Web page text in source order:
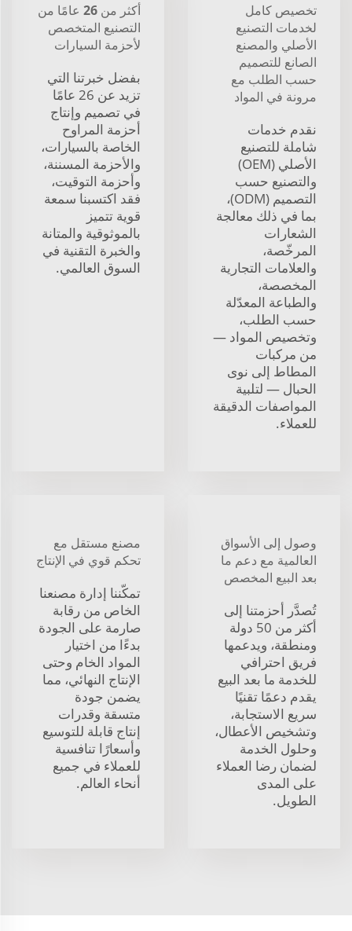
تخصيص كامل
لخدمات التصنيع
الأصلي والمصنع
الصانع للتصميم
حسب الطلب مع
مرونة في المواد
نقدم خدمات
شاملة للتصنيع
الأصلي (OEM)
والتصنيع حسب
التصميم (ODM)،
بما في ذلك معالجة
الشعارات
المرخّصة،
والعلامات التجارية
المخصصة،
والطباعة المعدّلة
حسب الطلب،
وتخصيص المواد —
من مركبات
المطاط إلى نوى
الحبال — لتلبية
المواصفات الدقيقة
للعملاء.
أكثر من 26 عامًا من
التصنيع المتخصص
لأحزمة السيارات
بفضل خبرتنا التي
تزيد عن 26 عامًا
في تصميم وإنتاج
أحزمة المراوح
الخاصة بالسيارات،
والأحزمة المسننة،
وأحزمة التوقيت،
فقد اكتسبنا سمعة
قوية تتميز
بالموثوقية والمتانة
والخبرة التقنية في
السوق العالمي.
وصول إلى الأسواق
العالمية مع دعم ما
بعد البيع المخصص
تُصدَّر أحزمتنا إلى
أكثر من 50 دولة
ومنطقة، ويدعمها
فريق احترافي
للخدمة ما بعد البيع
يقدم دعمًا تقنيًا
سريع الاستجابة،
وتشخيص الأعطال،
وحلول الخدمة
لضمان رضا العملاء
على المدى
الطويل.
مصنع مستقل مع
تحكم قوي في الإنتاج
تمكّننا إدارة مصنعنا
الخاص من رقابة
صارمة على الجودة
بدءًا من اختيار
المواد الخام وحتى
الإنتاج النهائي، مما
يضمن جودة
متسقة وقدرات
إنتاج قابلة للتوسيع
وأسعارًا تنافسية
للعملاء في جميع
أنحاء العالم.